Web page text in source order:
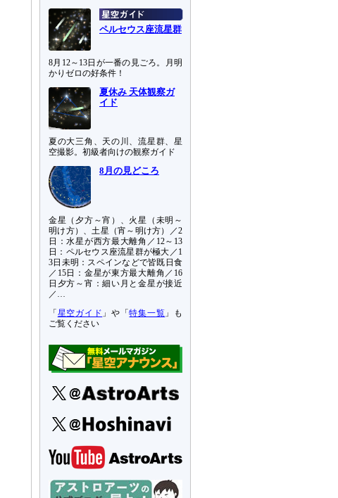
ペルセウス座流星群
8月12～13日が一番の見ごろ。月明
かりゼロの好条件！
夏休み 天体観察ガ
イド
夏の大三角、天の川、流星群、星
空撮影。初級者向けの観察ガイド
8月の見どころ
金星（夕方～宵）、火星（未明～
明け方）、土星（宵～明け方）／2
日：水星が西方最大離角／12～13
日：ペルセウス座流星群が極大／1
3日未明：スペインなどで皆既日食
／15日：金星が東方最大離角／16
日夕方～宵：細い月と金星が接近
／…
「 星空ガイド 」や「特集一覧 」も
ご覧ください